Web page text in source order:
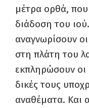
μέτρα ορθά,
διάδοση του
αναγνωρίσουν
στη πλάτη του
εκπληρώσουν οι
δικές τους
αναθέματα. Και